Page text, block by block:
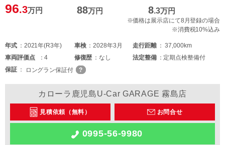
96.3万円 88万円 8.3万円
※価格は展示店にて8月登録の場合
※消費税10%込み
年式 2021年(R3年) 車検 2028年3月 走行距離
37,000km
車両評価点 4 修復歴 なし 法定整備
定期点検整備付
保証
ロングラン保証付
カローラ鹿児島U-Car GARAGE 霧島店
見積依頼（無料） お問合せ
0995-56-9980